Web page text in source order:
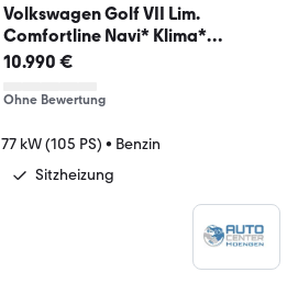
Volkswagen Golf VII Lim.
Comfortline Navi* Klima*
Automatik
10.990 €
Ohne Bewertung
77 kW (105 PS) • Benzin
Sitzheizung